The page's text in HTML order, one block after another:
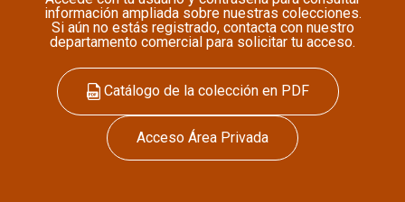
información ampliada sobre nuestras colecciones.
Si aún no estás registrado, contacta con nuestro
departamento comercial para solicitar tu acceso.
Catálogo de la colección en PDF
Acceso Área Privada